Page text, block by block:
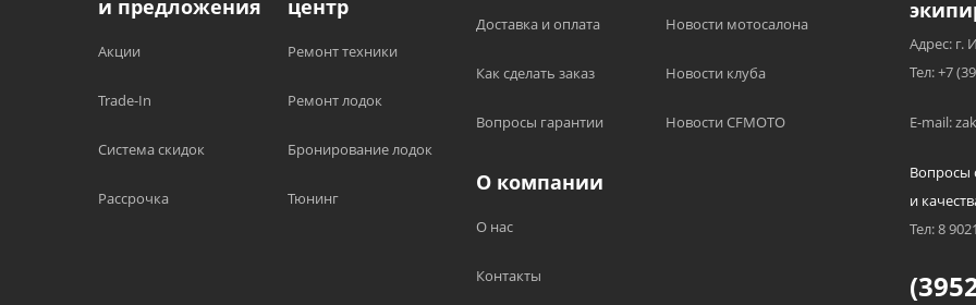
и предложения
Акции
Trade-In
Система скидок
Рассрочка
центр
Ремонт техники
Ремонт лодок
Бронирование лодок
Тюнинг
Доставка и оплата
Как сделать заказ
Вопросы гарантии
Новости мотосалона
Новости клуба
Новости CFMOTO
О компании
О нас
Контакты
Адрес: г.
Тел: +7
E-mail:
Вопросы
и
Тел: 8